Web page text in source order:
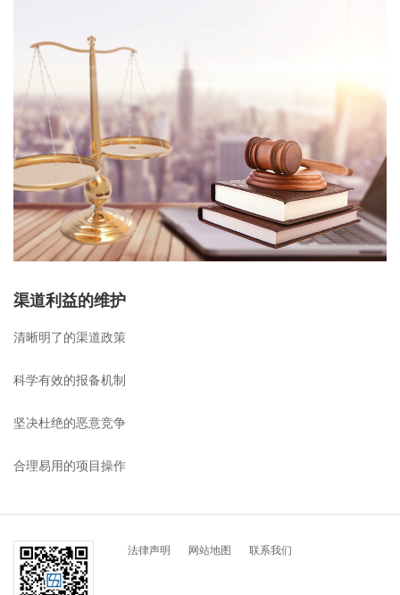
渠道利益的维护
清晰明了的渠道政策
科学有效的报备机制
坚决杜绝的恶意竞争
合理易用的项目操作
法律声明 网站地图 联系我们